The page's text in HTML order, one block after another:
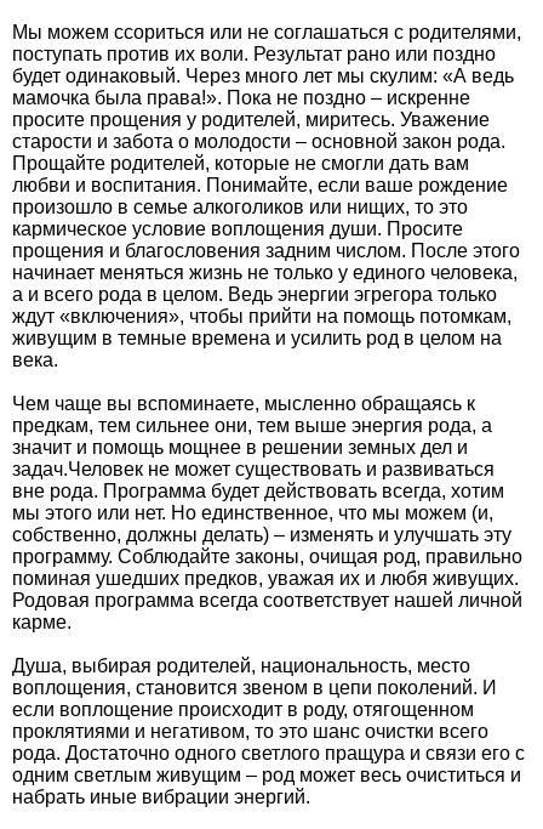
Мы можем ссориться или не соглашаться с родителями,
поступать против их воли. Результат рано или поздно
будет одинаковый. Через много лет мы скулим: «А ведь
мамочка была права!». Пока не поздно – искренне
просите прощения у родителей, миритесь. Уважение
старости и забота о молодости – основной закон рода.
Прощайте родителей, которые не смогли дать вам
любви и воспитания. Понимайте, если ваше рождение
произошло в семье алкоголиков или нищих, то это
кармическое условие воплощения души. Просите
прощения и благословения задним числом. После этого
начинает меняться жизнь не только у единого человека,
а и всего рода в целом. Ведь энергии эгрегора только
ждут «включения», чтобы прийти на помощь потомкам,
живущим в темные времена и усилить род в целом на
века.
Чем чаще вы вспоминаете, мысленно обращаясь к
предкам, тем сильнее они, тем выше энергия рода, а
значит и помощь мощнее в решении земных дел и
задач.Человек не может существовать и развиваться
вне рода. Программа будет действовать всегда, хотим
мы этого или нет. Но единственное, что мы можем (и,
собственно, должны делать) – изменять и улучшать эту
программу. Соблюдайте законы, очищая род, правильно
поминая ушедших предков, уважая их и любя живущих.
Родовая программа всегда соответствует нашей личной
карме.
Душа, выбирая родителей, национальность, место
воплощения, становится звеном в цепи поколений. И
если воплощение происходит в роду, отягощенном
проклятиями и негативом, то это шанс очистки всего
рода. Достаточно одного светлого пращура и связи его с
одним светлым живущим – род может весь очиститься и
набрать иные вибрации энергий.